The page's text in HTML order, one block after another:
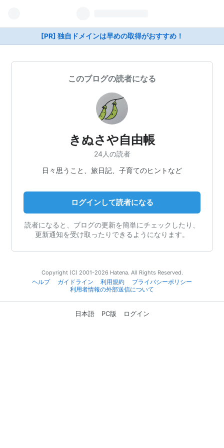
[PR] 独自ドメインは早めの取得がおすすめ！
このブログの読者になる
きぬさや自由帳
24人の読者
日々思うこと、旅日記、子育てのヒントなど
ログインして読者になる
読者になると、ブログの更新を簡単にチェックしたり、
更新通知を受け取ったりできるようになります。
Copyright (C) 2001-2026 Hatena. All Rights Reserved.
ヘルプ
ガイドライン 利用規約
プライバシーポリシー
利用者情報の外部送信について
日本語 PC版 ログイン